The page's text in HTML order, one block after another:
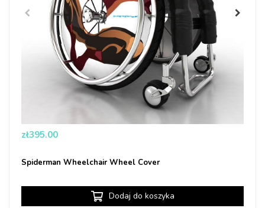
Price
zł395.00
Spiderman Wheelchair Wheel Cover
Dodaj do koszyka